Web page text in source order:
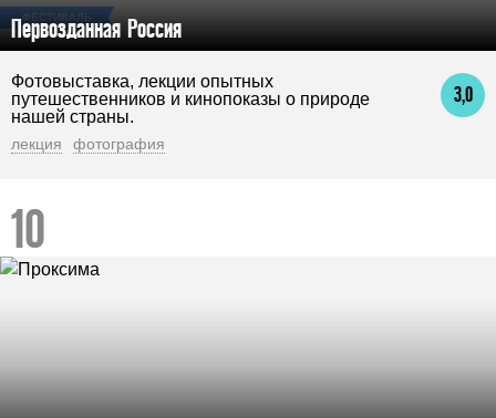
ФЕСТИВАЛЬ
Первозданная Россия
3,0
Фотовыставка, лекции опытных
путешественников и кинопоказы о природе
нашей страны.
лекция фотография